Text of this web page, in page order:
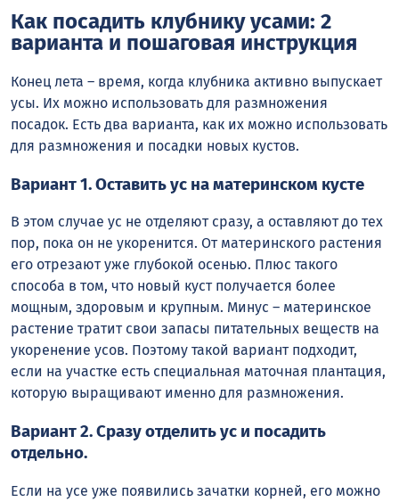
Как посадить клубнику усами: 2
варианта и пошаговая инструкция
Конец лета – время, когда клубника активно выпускает
усы. Их можно использовать для размножения
посадок. Есть два варианта, как их можно использовать
для размножения и посадки новых кустов.
Вариант 1. Оставить ус на материнском кусте
В этом случае ус не отделяют сразу, а оставляют до тех
пор, пока он не укоренится. От материнского растения
его отрезают уже глубокой осенью. Плюс такого
способа в том, что новый куст получается более
мощным, здоровым и крупным. Минус – материнское
растение тратит свои запасы питательных веществ на
укоренение усов. Поэтому такой вариант подходит,
если на участке есть специальная маточная плантация,
которую выращивают именно для размножения.
Вариант 2. Сразу отделить ус и посадить
отдельно.
Если на усе уже появились зачатки корней, его можно